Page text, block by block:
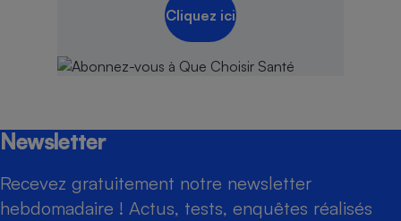
Cliquez ici
Newsletter
Recevez gratuitement notre newsletter
hebdomadaire ! Actus, tests, enquêtes réalisés